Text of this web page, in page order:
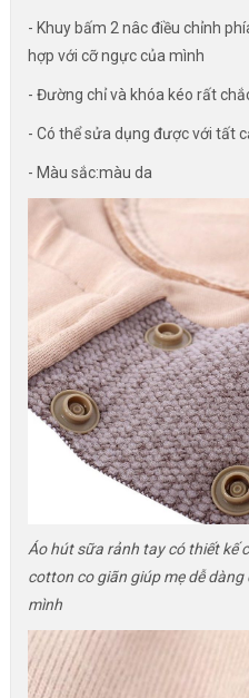
- Khuy bấm 2 nâc điều chỉnh
hợp với cỡ ngực của mình
- Đường chỉ và khóa kéo rất
- Có thể sửa dụng được với tất
- Màu sắc:màu da
Áo hút sữa rảnh tay có thiết kế
cotton co giãn giúp mẹ dễ
mình